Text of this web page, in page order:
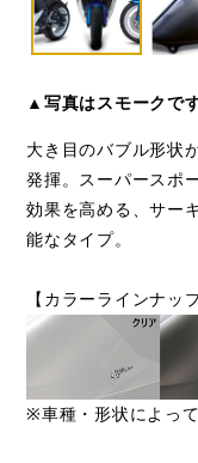
▲写真はスモークで
大き目のバブル形状
発揮。スーパースポ
効果を高める、サー
能なタイプ。
【カラーラインナップ
※車種・形状によっ